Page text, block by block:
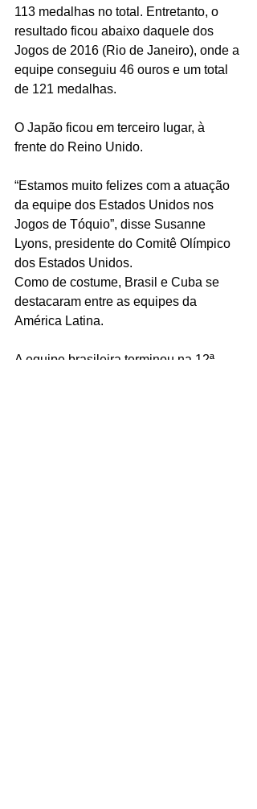
113 medalhas no total. Entretanto, o
resultado ficou abaixo daquele dos
Jogos de 2016 (Rio de Janeiro), onde a
equipe conseguiu 46 ouros e um total
de 121 medalhas.
O Japão ficou em terceiro lugar, à
frente do Reino Unido.
“Estamos muito felizes com a atuação
da equipe dos Estados Unidos nos
Jogos de Tóquio”, disse Susanne
Lyons, presidente do Comitê Olímpico
dos Estados Unidos.
Como de costume, Brasil e Cuba se
destacaram entre as equipes da
América Latina.
A equipe brasileira terminou na 12ª